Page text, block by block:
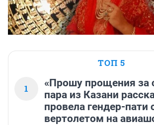
ТОП 5
1
«Прошу прощения за
пара из Казани
провела гендер-пати
вертолетом на